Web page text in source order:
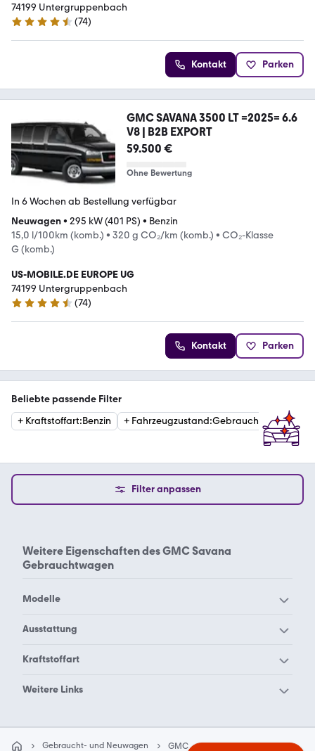
74199 Untergruppenbach
4.4 Sterne
(74)
Kontakt Parken
GMC SAVANA 3500 LT =2025= 6.6
V8 | B2B EXPORT
59.500 €
Ohne Bewertung
In 6 Wochen ab Bestellung verfügbar
Neuwagen• 295 kW (401 PS) • Benzin
15,0 l/100km (komb.) • 320 g CO₂/km (komb.) • CO₂-Klasse
G (komb.)
US-MOBILE.DE EUROPE UG
74199 Untergruppenbach
4.4 Sterne
(74)
Kontakt Parken
Beliebte passende Filter
+ Kraftstoffart:Benzin + Fahrzeugzustand:Gebraucht +
Filter anpassen
Weitere Eigenschaften desGMC Savana
Gebrauchtwagen
Modelle
GMC Acadia
GMC Typhoon
Ausstattung
GMC Savana
Kraftstoffart
GMC Savana Benzin
Weitere Links
Gebraucht- und Neuwagen GMC GMC Savana